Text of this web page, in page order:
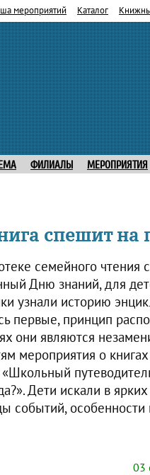
мероприятий Каталог
ФИЛИАЛЫ МЕРОПРИЯТИЯ
спешит на
семейного чтения
Дню знаний, для
узнали историю
первые, принцип
они являются
мероприятия о
«Школьный
Дети искали в
событий,
03